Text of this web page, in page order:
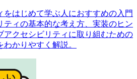
をはじめて学ぶ人におすすめの入門
ティの基本的な考え方、実装のヒン
アクセシビリティに取り組むための
かりやすく解説。